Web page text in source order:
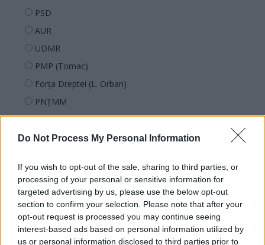
Do Not Process My Personal Information
If you wish to opt-out of the sale, sharing to third parties, or
processing of your personal or sensitive information for
targeted advertising by us, please use the below opt-out
section to confirm your selection. Please note that after your
opt-out request is processed you may continue seeing
interest-based ads based on personal information utilized by
us or personal information disclosed to third parties prior to
PSD
AUR
UDMR
PMP (Tomac)
Forța Dreptei (L. Orban)
PNȚMM
REPER
SENS
POT (Gavrilă)
PACE (Peia)
Acțiunea Conservatoare (Târziu)
PDF (Lazarus)